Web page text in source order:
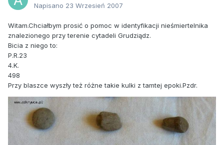
Napisano 23 Wrzesień 2007
Witam.Chciałbym prosić o pomoc w identyfikacji nieśmiertelnika
znalezionego przy terenie cytadeli Grudziądz.
Bicia z niego to:
P.R.23
4.K.
498
Przy blaszce wyszły też różne takie kulki z tamtej epoki.Pzdr.